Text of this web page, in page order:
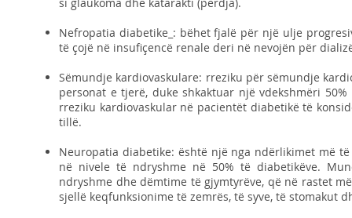
Nefropatia diabetike_: bëhet fjalë për një ulje
të çojë në insufiçencë renale deri në nevojën për
Sëmundje kardiovaskulare: rreziku për sëmundje
personat e tjerë, duke shkaktuar një vdekshmëri
rreziku kardiovaskular në pacientët diabetikë të
tillë.
Neuropatia diabetike: është një nga ndërlikimet më
në nivele të ndryshme në 50% të diabetikëve.
ndryshme dhe dëmtime të gjymtyrëve, që në rastet
sjellë keqfunksionime të zemrës, të syve, të stomakut